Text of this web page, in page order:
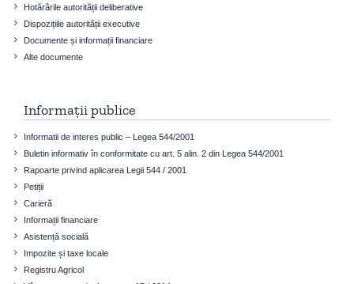
Hotărârile autorității deliberative
Dispozițiile autorității executive
Documente și informații financiare
Alte documente
Informații publice
Informatii de interes public – Legea 544/2001
Buletin informativ în conformitate cu art. 5 alin. 2 din Legea 544/2001
Rapoarte privind aplicarea Legii 544 / 2001
Petiții
Carieră
Informații financiare
Asistență socială
Impozite și taxe locale
Registru Agricol